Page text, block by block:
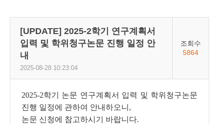
[UPDATE] 2025-2학기 연구계획서
입력 및 학위청구논문 진행 일정 안
내
2025-08-28 10:23:04
조회수
5864
2025-2학기 논문 연구계획서 입력 및 학위청구논문
진행 일정에 관하여 안내하오니,
논문 신청에 참고하시기 바랍니다.